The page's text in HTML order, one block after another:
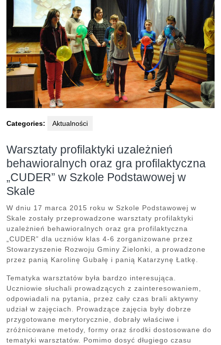
Categories: Aktualności
Warsztaty profilaktyki uzależnień
behawioralnych oraz gra profilaktyczna
„CUDER” w Szkole Podstawowej w
Skale
W dniu 17 marca 2015 roku w Szkole Podstawowej w
Skale zostały przeprowadzone warsztaty profilaktyki
uzależnień behawioralnych oraz gra profilaktyczna
„CUDER” dla uczniów klas 4-6 zorganizowane przez
Stowarzyszenie Rozwoju Gminy Zielonki, a prowadzone
przez panią Karolinę Gubałę i panią Katarzynę Łatkę.
Tematyka warsztatów była bardzo interesująca.
Uczniowie słuchali prowadzących z zainteresowaniem,
odpowiadali na pytania, przez cały czas brali aktywny
udział w zajęciach. Prowadzące zajęcia były dobrze
przygotowane merytorycznie, dobrały właściwe i
zróżnicowane metody, formy oraz środki dostosowane do
tematyki warsztatów. Pomimo dosyć długiego czasu